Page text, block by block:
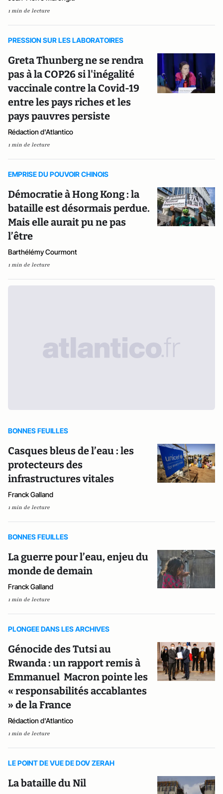
1 min de lecture
PRESSION SUR LES LABORATOIRES
Greta Thunberg ne se rendra
pas à la COP26 si l'inégalité
vaccinale contre la Covid-19
entre les pays riches et les
pays pauvres persiste
Rédaction d'Atlantico
1 min de lecture
EMPRISE DU POUVOIR CHINOIS
Démocratie à Hong Kong : la
bataille est désormais perdue.
Mais elle aurait pu ne pas
l’être
Barthélémy Courmont
1 min de lecture
BONNES FEUILLES
Casques bleus de l’eau : les
protecteurs des
infrastructures vitales
Franck Galland
1 min de lecture
BONNES FEUILLES
La guerre pour l’eau, enjeu du
monde de demain
Franck Galland
1 min de lecture
PLONGEE DANS LES ARCHIVES
Génocide des Tutsi au
Rwanda : un rapport remis à
Emmanuel Macron pointe les
« responsabilités accablantes
» de la France
Rédaction d'Atlantico
1 min de lecture
LE POINT DE VUE DE DOV ZERAH
La bataille du Nil